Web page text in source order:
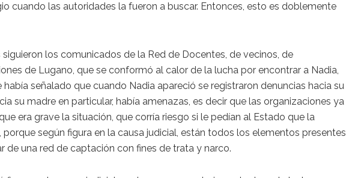
cuando las autoridades la fueron a buscar. Entonces, esto es doblemente
siguieron los comunicados de la Red de Docentes, de vecinos, de
de Lugano, que se conformó al calor de la lucha por encontrar a Nadia,
había señalado que cuando Nadia apareció se registraron denuncias hacia su
su madre en particular, había amenazas, es decir que las organizaciones ya
era grave la situación, que corría riesgo si le pedían al Estado que la
porque según figura en la causa judicial, están todos los elementos presentes
de una red de captación con fines de trata y narco.